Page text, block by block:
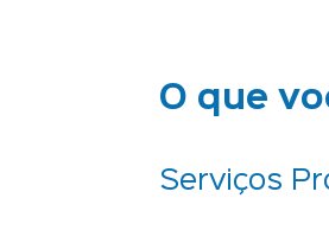
O que
Serviços